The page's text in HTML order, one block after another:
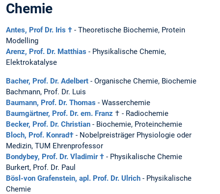
Chemie
Antes, Prof Dr. Iris † - Theoretische Biochemie, Protein
Modelling
Arenz, Prof. Dr. Matthias - Physikalische Chemie,
Elektrokatalyse
Bacher, Prof. Dr. Adelbert - Organische Chemie, Biochemie
Bachmann, Prof. Dr. Luis
Baumann, Prof. Dr. Thomas - Wasserchemie
Baumgärtner, Prof. Dr. em. Franz † - Radiochemie
Becker, Prof. Dr. Christian - Biochemie, Proteinchemie
Bloch, Prof. Konrad† - Nobelpreisträger Physiologie oder
Medizin, TUM Ehrenprofessor
Bondybey, Prof. Dr. Vladimir † - Physikalische Chemie
Burkert, Prof. Dr. Paul
Bösl-von Grafenstein, apl. Prof. Dr. Ulrich - Physikalische
Chemie